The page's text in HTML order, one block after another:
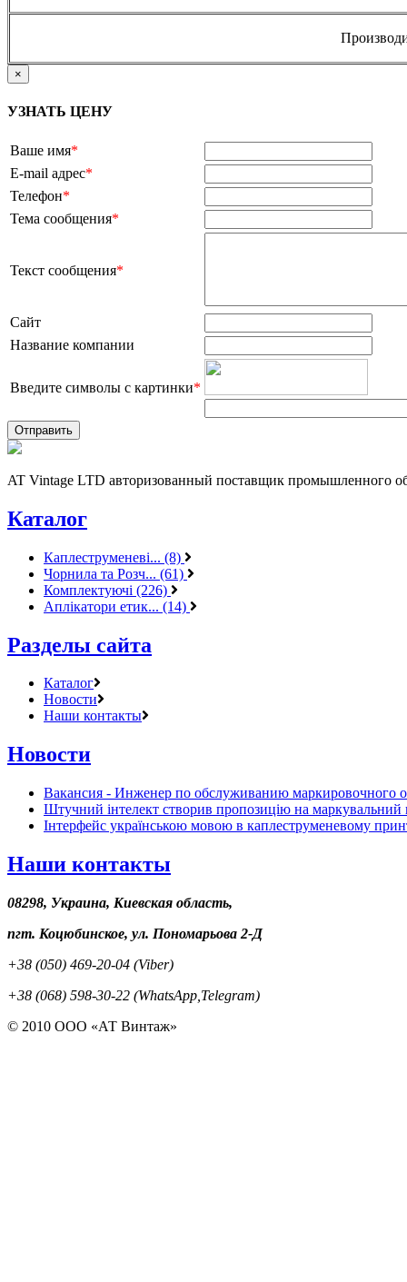
×
УЗНАТЬ ЦЕНУ
Ваше имя*
E-mail адрес*
Телефон*
Тема сообщения*
Текст сообщения*
Сайт
Название компании
Введите символы с картинки*
AT Vintage LTD авторизованный поставщик промышленного
Каталог
Каплеструменеві... (8)
Чорнила та Розч... (61)
Комплектуючі (226)
Аплікатори етик... (14)
Разделы сайта
Каталог
Новости
Наши контакты
Новости
Вакансия - Инженер по обслуживанию маркировочного
Штучний інтелект створив пропозицію на маркувальний
Інтерфейс українською мовою в каплеструменевому
Наши контакты
08298, Украина, Киевская область,
пгт. Коцюбинское, ул. Пономарьова 2-Д
+38 (050) 469-20-04 (Viber)
+38 (068) 598-30-22 (WhatsApp,Telegram)
© 2010 ООО «АТ Винтаж»